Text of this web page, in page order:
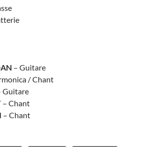
– Guitare
/ Chant
Guitare
– Chant
– Chant